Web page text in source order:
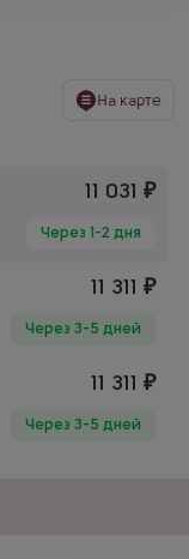
На карте
11 031 ₽
Через 1-2 дня
11 311 ₽
Через 3-5 дней
11 311 ₽
Через 3-5 дней